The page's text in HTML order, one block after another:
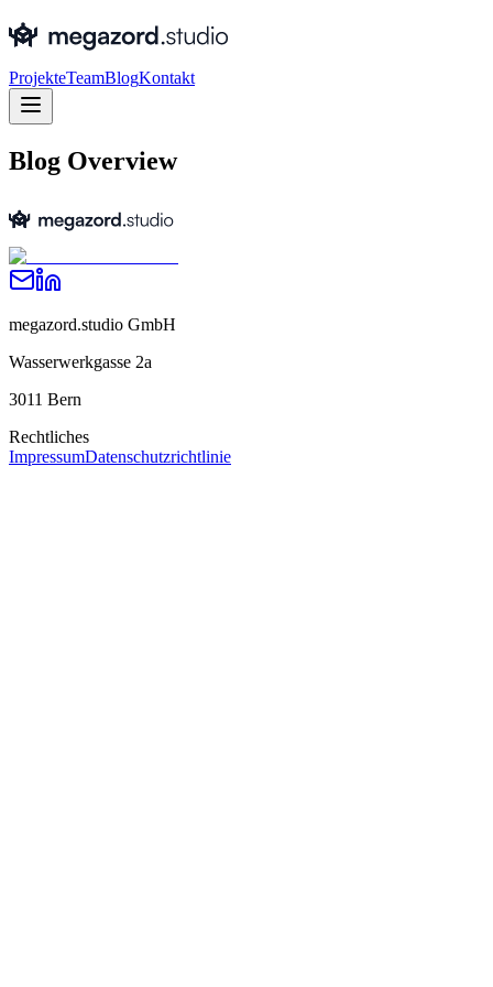
ProjekteTeamBlogKontakt
Blog Overview
megazord.studio GmbH
Wasserwerkgasse 2a
3011 Bern
Rechtliches
ImpressumDatenschutzrichtlinie